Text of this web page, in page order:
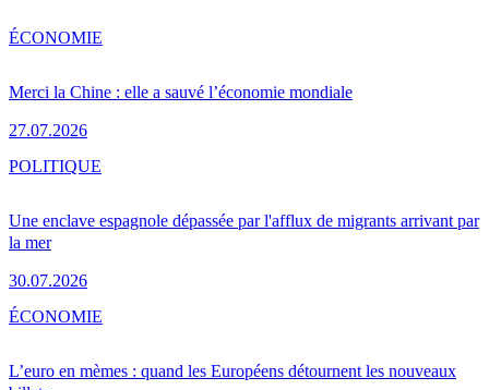
Merci la Chine : elle a sauvé l’économie mondiale
27.07.2026
ÉCONOMIE
Une enclave espagnole dépassée par l'afflux de migrants arrivant par
la mer
30.07.2026
POLITIQUE
L’euro en mèmes : quand les Européens détournent les nouveaux
ÉCONOMIE